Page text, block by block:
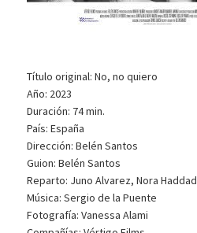
Título original: No, no quiero
Año: 2023
Duración: 74 min.
País: España
Dirección: Belén Santos
Guion: Belén Santos
Reparto: Juno Alvarez, Nora Haddad
Música: Sergio de la Puente
Fotografía: Vanessa Alami